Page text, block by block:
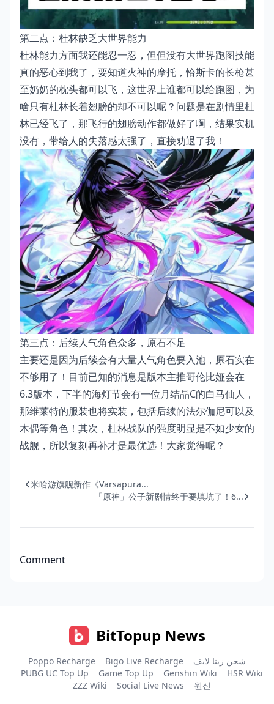
第二点：杜林缺乏大世界能力
杜林能力方面我还能忍一忍，但但没有大世界跑图技能
真的恶心到我了，要知道火神的摩托，恰斯卡的长枪甚
至奶奶的枕头都可以飞，这世界上谁都可以给跑图，为
啥只有杜林长着翅膀的却不可以呢？问题是在剧情里杜
林已经飞了，那飞行的翅膀动作都做好了啊，结果实机
没有，带给人的失落感太强了，直接劝退了我！
第三点：后续人气角色众多，原石不足
主要还是因为后续会有大量人气角色要入池，原石实在
不够用了！目前已知的消息是版本主推哥伦比娅会在
6.3版本，下半的海灯节会有一位月结晶C的白马仙人，
那维莱特的服装也将实装，包括后续的法尔伽尼可以及
木偶等角色！其次，杜林战队的强度明显是不如少女的
战舰，所以复刻再补才是最优选！大家觉得呢？
米哈游旗舰新作《Varsapura...
「原神」公子新剧情终于要填坑了！6...
Comment
BitTopup News
Poppo Recharge Bigo Live Recharge
شحن زينا لايف
PUBG UC Top Up
Game Top Up Genshin Wiki
HSR Wiki
ZZZ Wiki
Social Live News 원신